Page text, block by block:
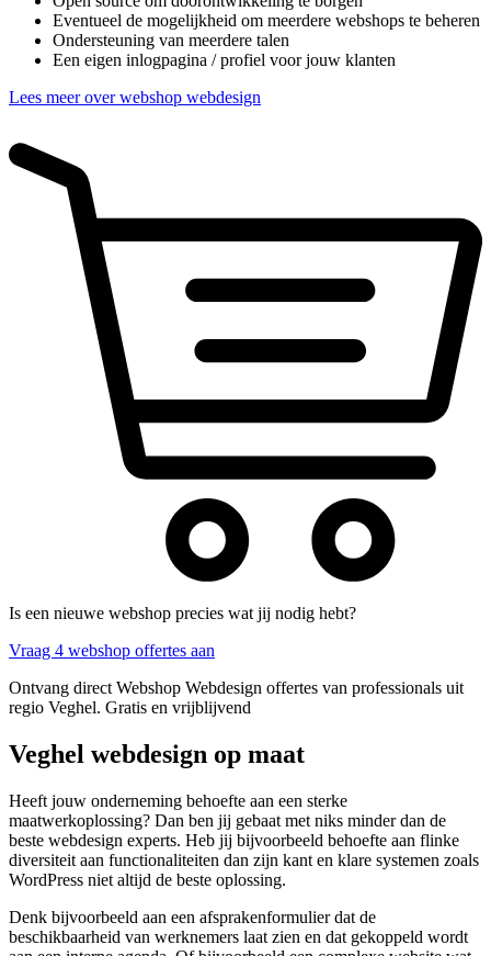
Eventueel de mogelijkheid om meerdere webshops te beheren
Ondersteuning van meerdere talen
Een eigen inlogpagina / profiel voor jouw klanten
Lees meer over webshop webdesign
Is een nieuwe webshop precies wat jij nodig hebt?
Vraag 4 webshop offertes aan
Ontvang direct Webshop Webdesign offertes van professionals uit
regio Veghel. Gratis en vrijblijvend
Veghel webdesign op maat
Heeft jouw onderneming behoefte aan een sterke
maatwerkoplossing? Dan ben jij gebaat met niks minder dan de
beste webdesign experts. Heb jij bijvoorbeeld behoefte aan flinke
diversiteit aan functionaliteiten dan zijn kant en klare systemen zoals
WordPress niet altijd de beste oplossing.
Denk bijvoorbeeld aan een afsprakenformulier dat de
beschikbaarheid van werknemers laat zien en dat gekoppeld wordt